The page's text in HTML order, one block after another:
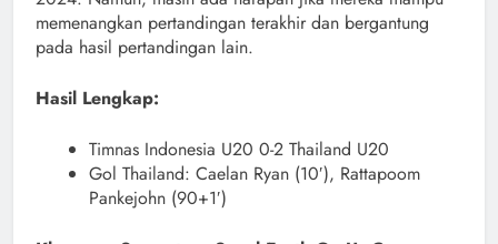
memenangkan pertandingan terakhir dan bergantung
pada hasil pertandingan lain.
Hasil Lengkap:
Timnas Indonesia U20 0-2 Thailand U20
Gol Thailand: Caelan Ryan (10′), Rattapoom
Pankejohn (90+1′)